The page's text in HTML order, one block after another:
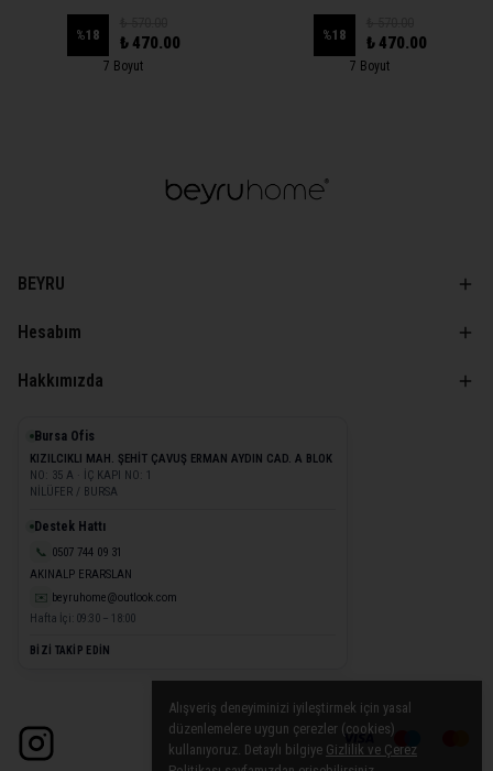
Alışveriş deneyiminizi iyileştirmek için yasal
düzenlemelere uygun çerezler (cookies)
kullanıyoruz. Detaylı bilgiye Gizlilik ve Çerez
%18 ₺ 470.00
7 Boyut
%18 ₺ 470.00
7 Boyut
BEYRU
Hesabım
Hakkımızda
Bursa Ofis
KIZILCIKLI MAH. ŞEHİT ÇAVUŞ ERMAN AYDIN CAD. A BLOK
NO: 35 A · İÇ KAPI NO: 1
NİLÜFER / BURSA
Destek Hattı
📞 0507 744 09 31
AKINALP ERARSLAN
✉️ beyruhome@outlook.com
Hafta İçi: 09:30 – 18:00
BİZİ TAKİP EDİN